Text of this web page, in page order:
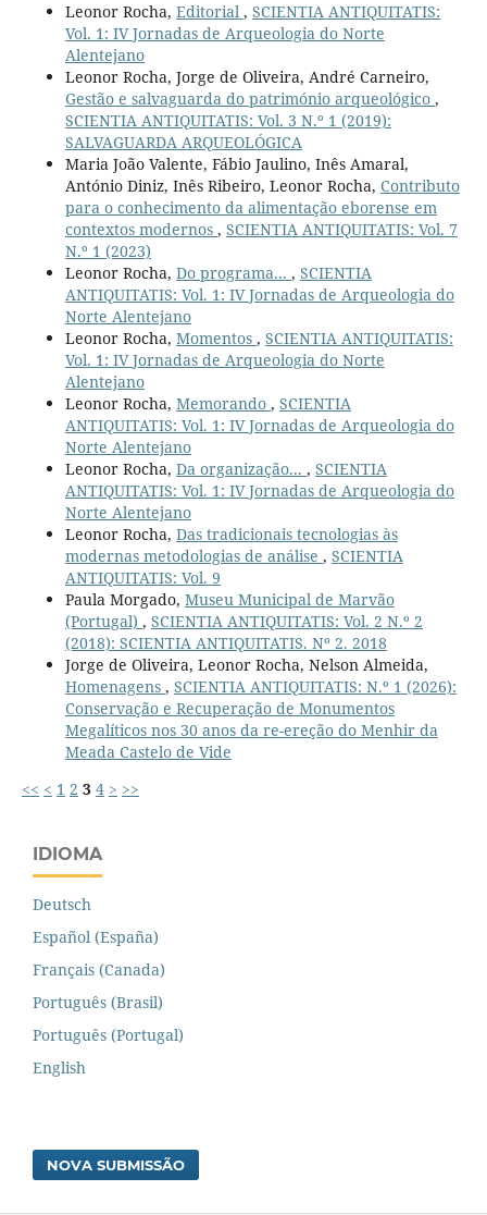
Leonor Rocha, Editorial , SCIENTIA ANTIQUITATIS:
Vol. 1: IV Jornadas de Arqueologia do Norte
Alentejano
Leonor Rocha, Jorge de Oliveira, André Carneiro,
Gestão e salvaguarda do património arqueológico ,
SCIENTIA ANTIQUITATIS: Vol. 3 N.º 1 (2019):
SALVAGUARDA ARQUEOLÓGICA
Maria João Valente, Fábio Jaulino, Inês Amaral,
António Diniz, Inês Ribeiro, Leonor Rocha, Contributo
para o conhecimento da alimentação eborense em
contextos modernos , SCIENTIA ANTIQUITATIS: Vol. 7
N.º 1 (2023)
Leonor Rocha, Do programa... , SCIENTIA
ANTIQUITATIS: Vol. 1: IV Jornadas de Arqueologia do
Norte Alentejano
Leonor Rocha, Momentos , SCIENTIA ANTIQUITATIS:
Vol. 1: IV Jornadas de Arqueologia do Norte
Alentejano
Leonor Rocha, Memorando , SCIENTIA
ANTIQUITATIS: Vol. 1: IV Jornadas de Arqueologia do
Norte Alentejano
Leonor Rocha, Da organização... , SCIENTIA
ANTIQUITATIS: Vol. 1: IV Jornadas de Arqueologia do
Norte Alentejano
Leonor Rocha, Das tradicionais tecnologias às
modernas metodologias de análise , SCIENTIA
ANTIQUITATIS: Vol. 9
Paula Morgado, Museu Municipal de Marvão
(Portugal) , SCIENTIA ANTIQUITATIS: Vol. 2 N.º 2
(2018): SCIENTIA ANTIQUITATIS. Nº 2. 2018
Jorge de Oliveira, Leonor Rocha, Nelson Almeida,
Homenagens , SCIENTIA ANTIQUITATIS: N.º 1 (2026):
Conservação e Recuperação de Monumentos
Megalíticos nos 30 anos da re-ereção do Menhir da
Meada Castelo de Vide
<< < 1 2 3 4 > >>
IDIOMA
Deutsch
Español (España)
Français (Canada)
Português (Brasil)
Português (Portugal)
English
NOVA SUBMISSÃO